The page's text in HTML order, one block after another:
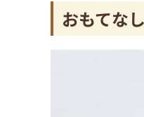
おもてな